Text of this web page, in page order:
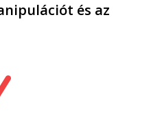
és az